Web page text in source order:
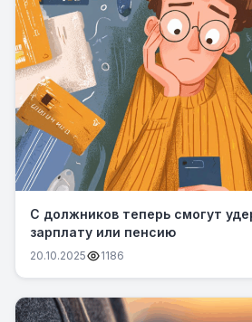
С должников теперь смогут
зарплату или пенсию
20.10.2025 1186